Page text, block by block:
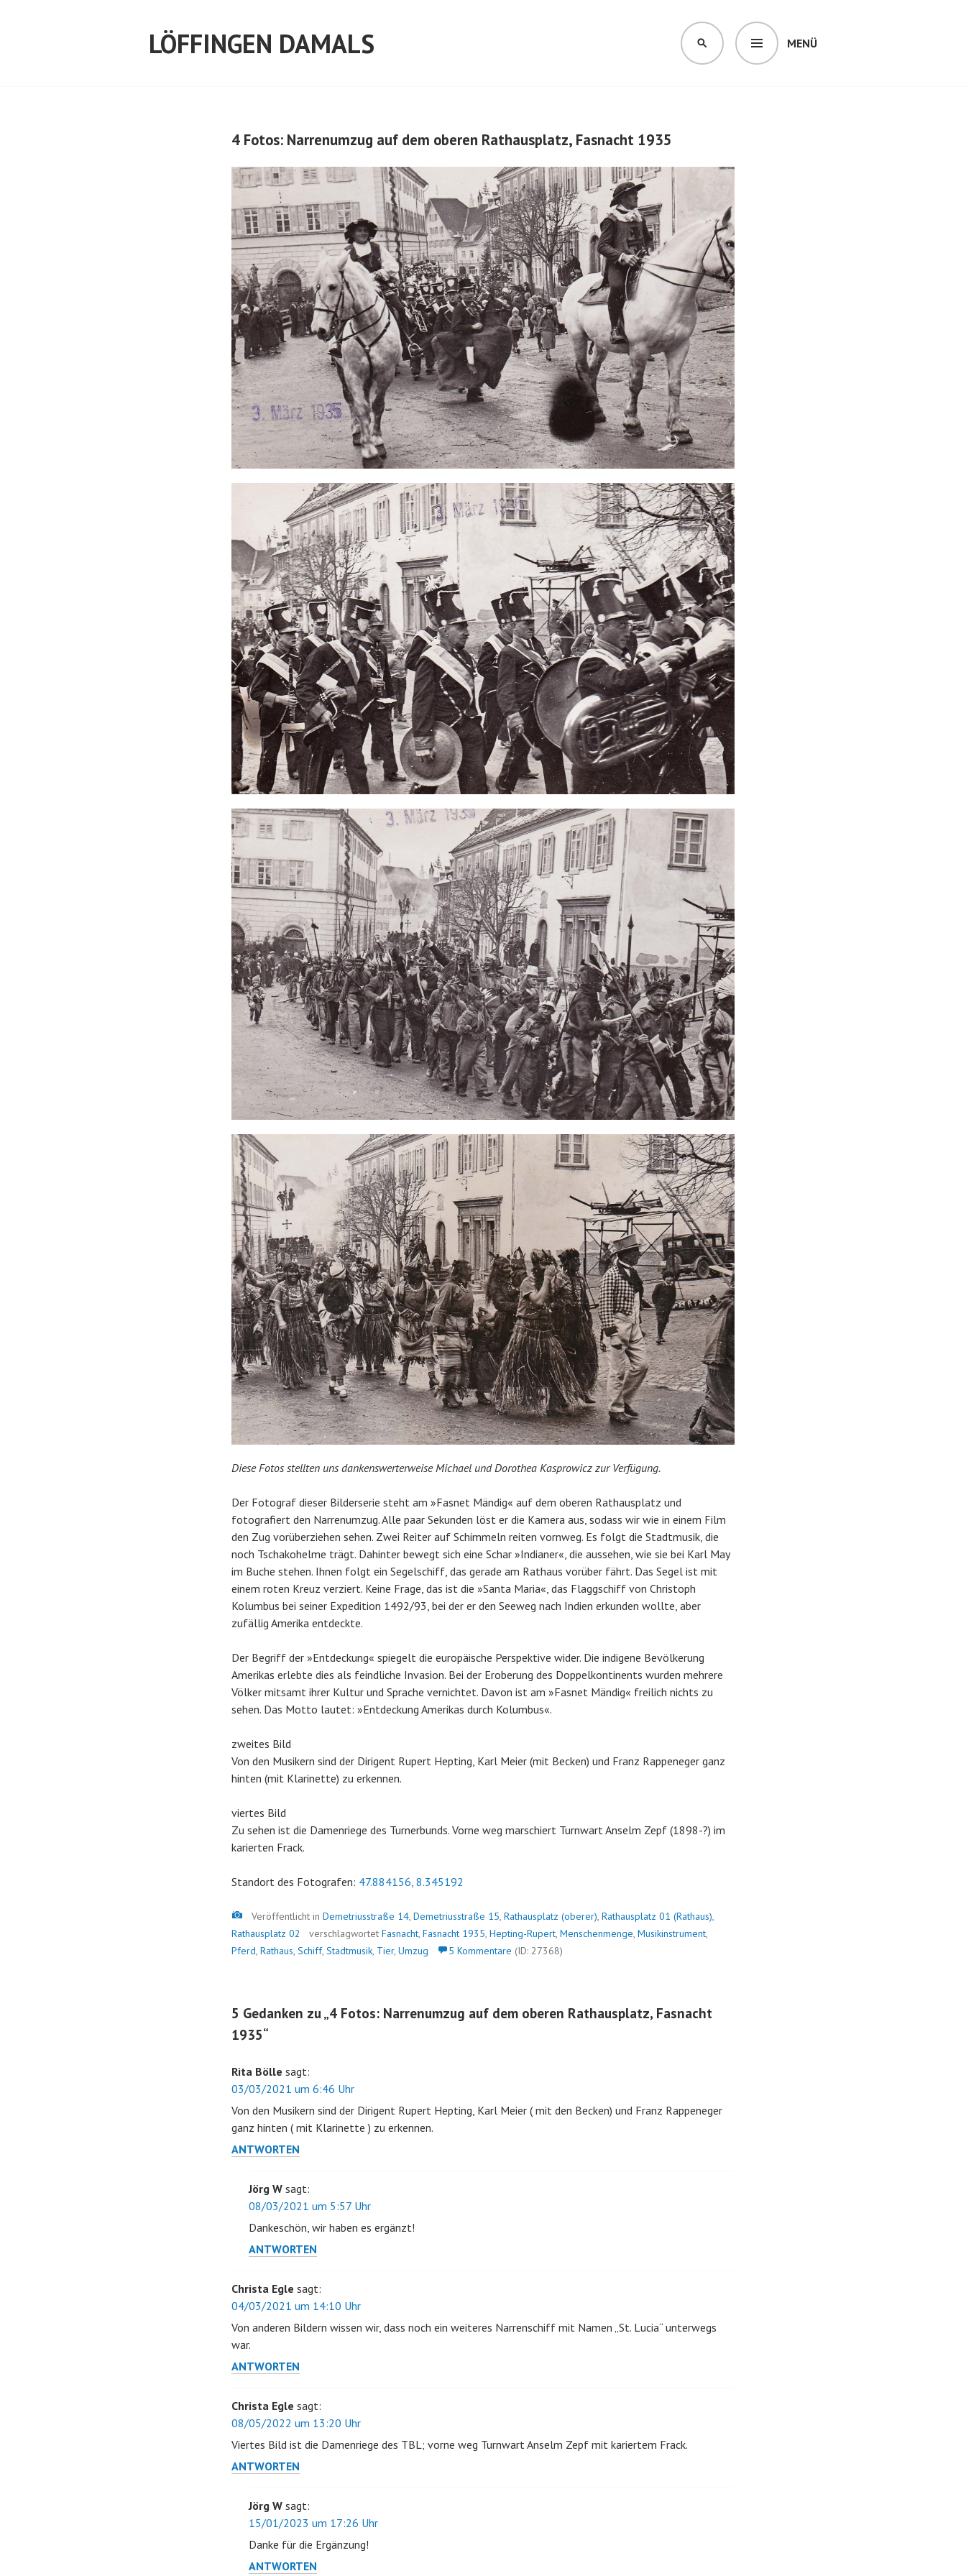
LÖFFINGEN DAMALS MENÜ
SUCHEN
4 Fotos: Narrenumzug auf dem oberen Rathausplatz, Fasnacht 1935
Diese Fotos stellten uns dankenswerterweise Michael und Dorothea Kasprowicz zur Verfügung.
Der Fotograf dieser Bilderserie steht am »Fasnet Mändig« auf dem oberen Rathausplatz und
fotografiert den Narrenumzug. Alle paar Sekunden löst er die Kamera aus, sodass wir wie in einem Film
den Zug vorüberziehen sehen. Zwei Reiter auf Schimmeln reiten vornweg. Es folgt die Stadtmusik, die
noch Tschakohelme trägt. Dahinter bewegt sich eine Schar »Indianer«, die aussehen, wie sie bei Karl May
im Buche stehen. Ihnen folgt ein Segelschiff, das gerade am Rathaus vorüber fährt. Das Segel ist mit
einem roten Kreuz verziert. Keine Frage, das ist die »Santa Maria«, das Flaggschiff von Christoph
Kolumbus bei seiner Expedition 1492/93, bei der er den Seeweg nach Indien erkunden wollte, aber
zufällig Amerika entdeckte.
Der Begriff der »Entdeckung« spiegelt die europäische Perspektive wider. Die indigene Bevölkerung
Amerikas erlebte dies als feindliche Invasion. Bei der Eroberung des Doppelkontinents wurden mehrere
Völker mitsamt ihrer Kultur und Sprache vernichtet. Davon ist am »Fasnet Mändig« freilich nichts zu
sehen. Das Motto lautet: »Entdeckung Amerikas durch Kolumbus«.
zweites Bild
Von den Musikern sind der Dirigent Rupert Hepting, Karl Meier (mit Becken) und Franz Rappeneger ganz
hinten (mit Klarinette) zu erkennen.
viertes Bild
Zu sehen ist die Damenriege des Turnerbunds. Vorne weg marschiert Turnwart Anselm Zepf (1898-?) im
karierten Frack.
Standort des Fotografen: 47.884156, 8.345192
Bild
Veröffentlicht in Demetriusstraße 14, Demetriusstraße 15, Rathausplatz (oberer), Rathausplatz 01 (Rathaus),
Rathausplatz 02
verschlagwortet Fasnacht, Fasnacht 1935, Hepting-Rupert, Menschenmenge, Musikinstrument,
Pferd, Rathaus, Schiff, Stadtmusik, Tier, Umzug 5 Kommentare (ID: 27368)
5 Gedanken zu „4 Fotos: Narrenumzug auf dem oberen Rathausplatz, Fasnacht
1935“
Rita Bölle sagt:
03/03/2021 um 6:46 Uhr
Von den Musikern sind der Dirigent Rupert Hepting, Karl Meier ( mit den Becken) und Franz Rappeneger
ganz hinten ( mit Klarinette ) zu erkennen.
ANTWORTEN
Jörg W sagt:
08/03/2021 um 5:57 Uhr
Dankeschön, wir haben es ergänzt!
ANTWORTEN
Christa Egle sagt:
04/03/2021 um 14:10 Uhr
Von anderen Bildern wissen wir, dass noch ein weiteres Narrenschiff mit Namen „St. Lucia“ unterwegs
war.
ANTWORTEN
Christa Egle sagt:
08/05/2022 um 13:20 Uhr
Viertes Bild ist die Damenriege des TBL; vorne weg Turnwart Anselm Zepf mit kariertem Frack.
ANTWORTEN
Jörg W sagt:
15/01/2023 um 17:26 Uhr
Danke für die Ergänzung!
ANTWORTEN